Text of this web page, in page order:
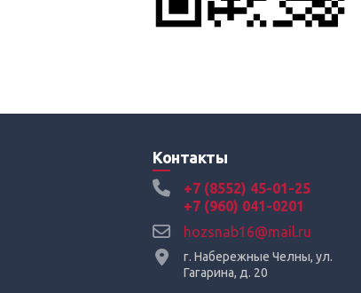
Контакты
+7 (8552) 45-01-25
+7 (960) 041-0201
hozsnab16@mail.ru
г. Набережные Челны, ул.
Гагарина, д. 20